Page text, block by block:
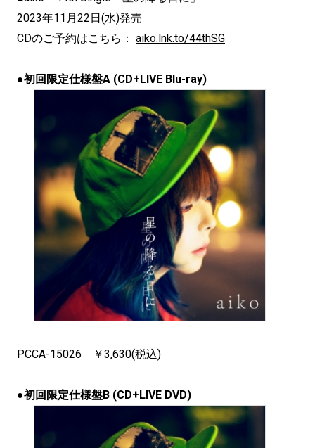
2023年11月22日(水)発売
CDのご予約はこちら： aiko.lnk.to/44thSG
●初回限定仕様盤A (CD+LIVE Blu-ray)
PCCA-15026 ￥3,630(税込)
●初回限定仕様盤B (CD+LIVE DVD)